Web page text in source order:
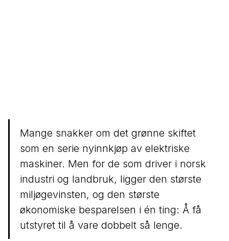
Mange snakker om det grønne skiftet
som en serie nyinnkjøp av elektriske
maskiner. Men for de som driver i norsk
industri og landbruk, ligger den største
miljøgevinsten, og den største
økonomiske besparelsen i én ting: Å få
utstyret til å vare dobbelt så lenge.